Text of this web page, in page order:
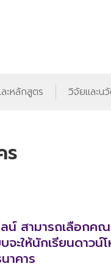
ะหลักสูตร วิจัยและน
ร
น์ สามารถเลือกค
ะให้นักเรียนดาวน์
าคาร